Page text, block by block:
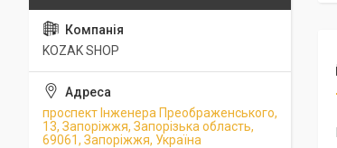
KOZAK SHOP
проспект Інженера Преображенського,
13, Запоріжжя, Запорізька область,
69061, Запоріжжя, Україна